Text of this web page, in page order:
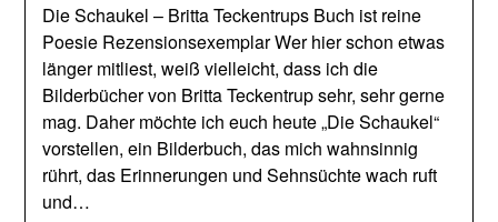
Die Schaukel – Britta Teckentrups Buch ist reine
Poesie Rezensionsexemplar Wer hier schon etwas
länger mitliest, weiß vielleicht, dass ich die
Bilderbücher von Britta Teckentrup sehr, sehr gerne
mag. Daher möchte ich euch heute „Die Schaukel“
vorstellen, ein Bilderbuch, das mich wahnsinnig
rührt, das Erinnerungen und Sehnsüchte wach ruft
und…